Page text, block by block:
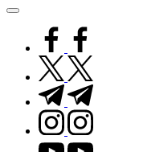
Pisos
facebook.com
twitter.com
t.me
instagram.com
youtube.com